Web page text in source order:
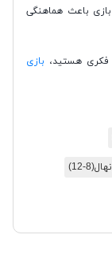
باعث هماهنگی
فکری هستید، بازی
12)